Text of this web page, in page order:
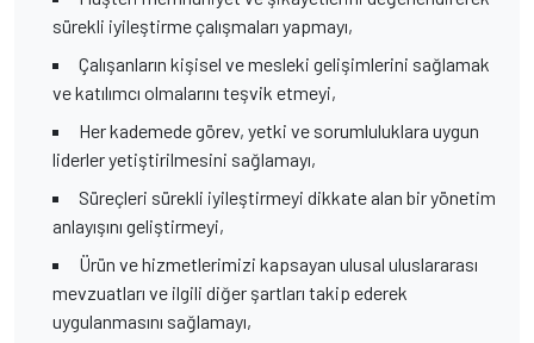
sürekli iyileştirme çalışmaları yapmayı,
Çalışanların kişisel ve mesleki gelişimlerini sağlamak
ve katılımcı olmalarını teşvik etmeyi,
Her kademede görev, yetki ve sorumluluklara uygun
liderler yetiştirilmesini sağlamayı,
Süreçleri sürekli iyileştirmeyi dikkate alan bir yönetim
anlayışını geliştirmeyi,
Ürün ve hizmetlerimizi kapsayan ulusal uluslararası
mevzuatları ve ilgili diğer şartları takip ederek
uygulanmasını sağlamayı,